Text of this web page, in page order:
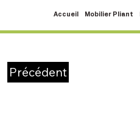
Accueil Mobilier Pliant
Précédent